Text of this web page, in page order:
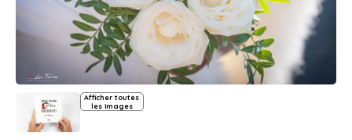
Afficher toutes
les images